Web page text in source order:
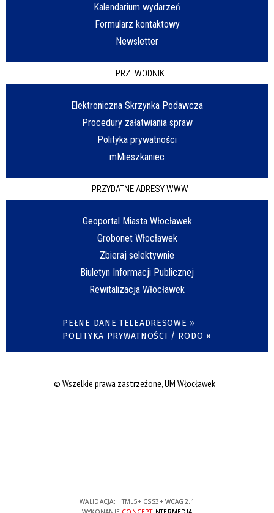
Kalendarium wydarzeń
Formularz kontaktowy
Newsletter
PRZEWODNIK
Elektroniczna Skrzynka Podawcza
Procedury załatwiania spraw
Polityka prywatności
mMieszkaniec
PRZYDATNE ADRESY WWW
Geoportal Miasta Włocławek
Grobonet Włocławek
Zbieraj selektywnie
Biuletyn Informacji Publicznej
Rewitalizacja Włocławek
PEŁNE DANE TELEADRESOWE »
POLITYKA PRYWATNOŚCI / RODO »
© Wszelkie prawa zastrzeżone, UM Włocławek
WALIDACJA: HTML5+ CSS3 + WCAG 2.1